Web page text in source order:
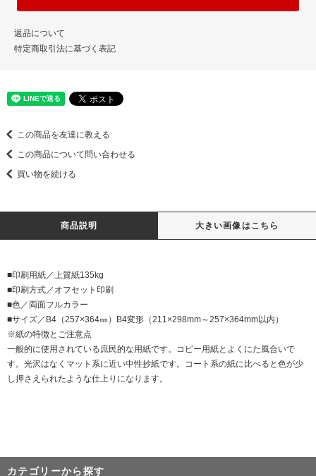
返品について
特定商取引法に基づく表記
この商品を友達に教える
この商品について問い合わせる
買い物を続ける
商品説明 大きい画像はこちら
■印刷用紙／上質紙135kg
■印刷方式／オフセット印刷
■色／両面フルカラー
■サイズ／B4（257×364㎜）B4変形（211×298mm～257×364mm以内）
※紙の特徴とご注意点
一般的に使用されている庶民的な用紙です。コピー用紙とよくにた風合いで
す。光沢はなくマット系に近い中性抄紙です。コート系の紙に比べると色が少
し押さえられたような仕上りになります。
カテゴリーから探す